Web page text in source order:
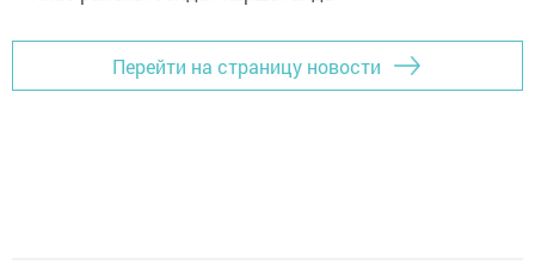
Перейти на страницу новости